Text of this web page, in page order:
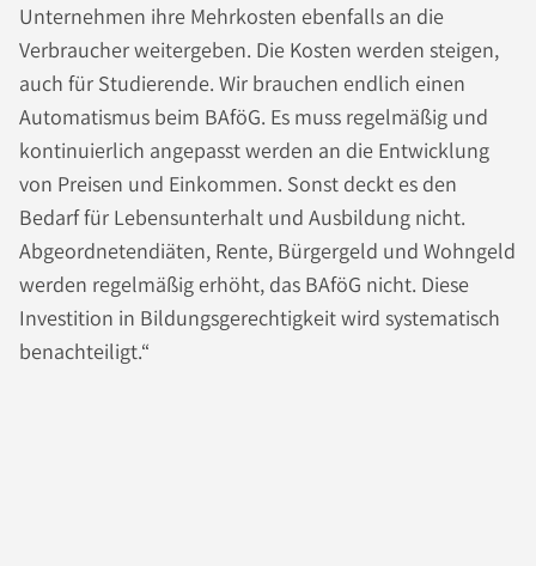
Unternehmen ihre Mehrkosten ebenfalls an die
Verbraucher weitergeben. Die Kosten werden steigen,
auch für Studierende. Wir brauchen endlich einen
Automatismus beim BAföG. Es muss regelmäßig und
kontinuierlich angepasst werden an die Entwicklung
von Preisen und Einkommen. Sonst deckt es den
Bedarf für Lebensunterhalt und Ausbildung nicht.
Abgeordnetendiäten, Rente, Bürgergeld und Wohngeld
werden regelmäßig erhöht, das BAföG nicht. Diese
Investition in Bildungsgerechtigkeit wird systematisch
benachteiligt.“